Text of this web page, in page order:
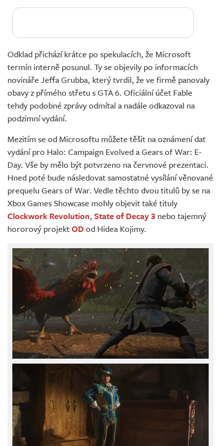
Odklad přichází krátce po spekulacích, že Microsoft
termín interně posunul. Ty se objevily po informacích
novináře Jeffa Grubba, který tvrdil, že ve firmě panovaly
obavy z přímého střetu s GTA 6. Oficiální účet Fable
tehdy podobné zprávy odmítal a nadále odkazoval na
podzimní vydání.
Mezitím se od Microsoftu můžete těšit na oznámení dat
vydání pro Halo: Campaign Evolved a Gears of War: E-
Day. Vše by mělo být potvrzeno na červnové prezentaci.
Hned poté bude následovat samostatné vysílání věnované
prequelu Gears of War. Vedle těchto dvou titulů by se na
Xbox Games Showcase mohly objevit také tituly
Clockwork Revolution, State of Decay 3 nebo tajemný
hororový projektODod Hidea Kojimy.